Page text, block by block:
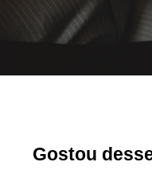
Gostou